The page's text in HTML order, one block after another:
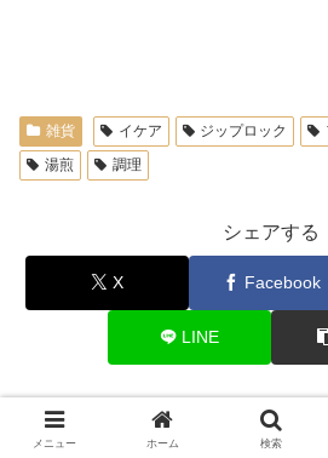
雑貨 イケア ジップロック
湯煎
調理
シェアする
X Facebook
LINE
すずのこをフォロ
メニュー ホーム 検索